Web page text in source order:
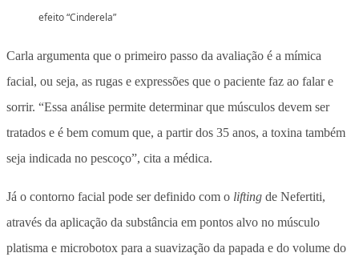
efeito “Cinderela”
Carla argumenta que o primeiro passo da avaliação é a mímica
facial, ou seja, as rugas e expressões que o paciente faz ao falar e
sorrir. “Essa análise permite determinar que músculos devem ser
tratados e é bem comum que, a partir dos 35 anos, a toxina também
seja indicada no pescoço”, cita a médica.
Já o contorno facial pode ser definido com o lifting de Nefertiti,
através da aplicação da substância em pontos alvo no músculo
platisma e microbotox para a suavização da papada e do volume do